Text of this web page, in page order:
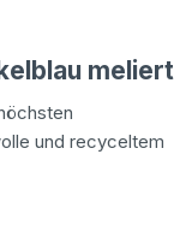
meliert
und recyceltem